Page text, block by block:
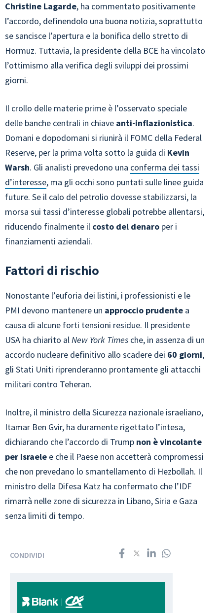
Christine Lagarde, ha commentato positivamente
l’accordo, definendolo una buona notizia, soprattutto
se sancisce l’apertura e la bonifica dello stretto di
Hormuz. Tuttavia, la presidente della BCE ha vincolato
l’ottimismo alla verifica degli sviluppi dei prossimi
giorni.
Il crollo delle materie prime è l’osservato speciale
delle banche centrali in chiave anti-inflazionistica.
Domani e dopodomani si riunirà il FOMC della Federal
Reserve, per la prima volta sotto la guida di Kevin
Warsh. Gli analisti prevedono una conferma dei tassi
d’interesse, ma gli occhi sono puntati sulle linee guida
future. Se il calo del petrolio dovesse stabilizzarsi, la
morsa sui tassi d’interesse globali potrebbe allentarsi,
riducendo finalmente il costo del denaro per i
finanziamenti aziendali.
Fattori di rischio
Nonostante l’euforia dei listini, i professionisti e le
PMI devono mantenere un approccio prudente a
causa di alcune forti tensioni residue. Il presidente
USA ha chiarito alNew York Times che, in assenza di un
accordo nucleare definitivo allo scadere dei 60 giorni,
gli Stati Uniti riprenderanno prontamente gli attacchi
militari contro Teheran.
Inoltre, il ministro della Sicurezza nazionale israeliano,
Itamar Ben Gvir, ha duramente rigettato l’intesa,
dichiarando che l’accordo di Trump non è vincolante
per Israele e che il Paese non accetterà compromessi
che non prevedano lo smantellamento di Hezbollah. Il
ministro della Difesa Katz ha confermato che l’IDF
rimarrà nelle zone di sicurezza in Libano, Siria e Gaza
senza limiti di tempo.
CONDIVIDI